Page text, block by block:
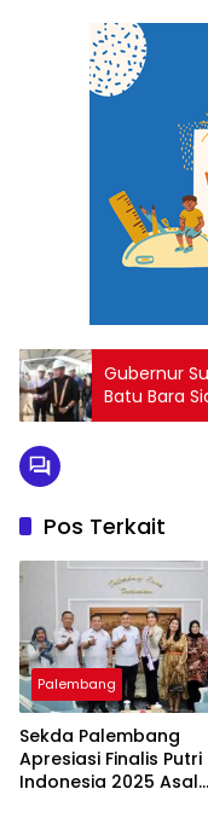
Gubernur
Batu Bara
Pos Terkait
Palembang
Sekda Palembang
Apresiasi Finalis Putri
Indonesia 2025 Asal